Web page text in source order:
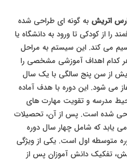
اتریش به گونه ای طراحی شده
از کودکی تا ورود به دانشگاه یا
می کند. این سیستم به مراحل
کدام اهداف آموزشی مشخصی را
از سن پنج سالگی با یک سال
می شود. این دوره با هدف آماده
مدرسه و تقویت مهارت های
شده است. پس از آن، تحصیلات
یابد که شامل چهار سال دوره
متوسطه اول است. یکی از ویژگی
تفکیک دانش آموزان پس از